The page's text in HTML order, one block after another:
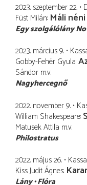
2023. szeptember 22.
Füst Milán Máli néni
Egy szolgálólány
2023. március 9.
Gobby-Fehér Gyula
Sándor m.v.
Nagyhercegnő
2022. november 9.
William Shakespeare
Matusek Attila m.v.
Philostratus
2022. május 26.
Kiss Judit Ágnes
Lány Flóra